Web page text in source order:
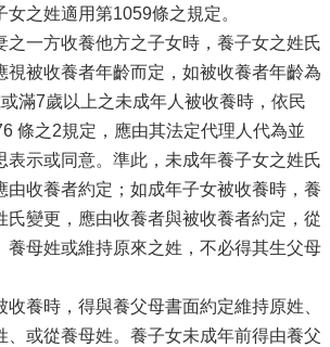
女之姓適用第1059條之規定。
之一方收養他方之子女時，養子女之姓氏
視被收養者年齡而定，如被收養者年齡為
滿7歲以上之未成年人被收養時，依民
條之2規定，應由其法定代理人代為並
表示或同意。準此，未成年養子女之姓氏
由收養者約定；如成年子女被收養時，養
氏變更，應由收養者與被收養者約定，從
養母姓或維持原來之姓，不必得其生父母
收養時，得與養父母書面約定維持原姓、
、或從養母姓。養子女未成年前得由養父